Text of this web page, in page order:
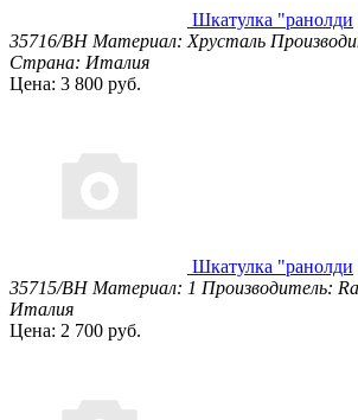
Шкатулка "ранолди
35716/BH Материал: Хрусталь
Страна: Италия
Цена: 3 800 руб.
Шкатулка "ранолди
35715/BH Материал: 1 Производитель:
Италия
Цена: 2 700 руб.